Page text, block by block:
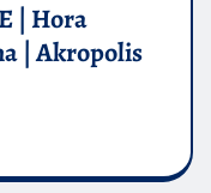
| Hora
| Akropolis